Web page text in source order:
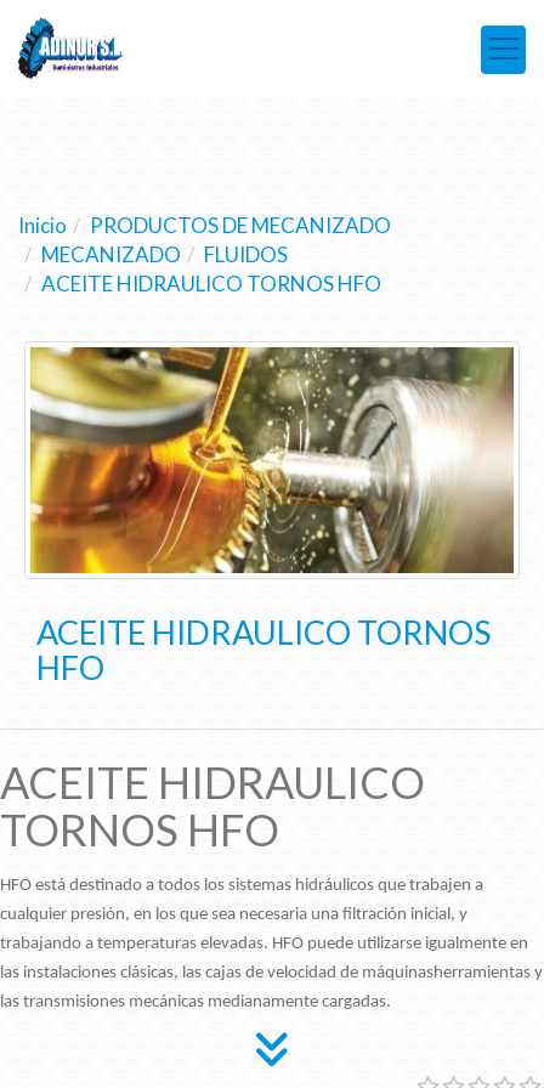
Inicio
PRODUCTOS DE MECANIZADO
MECANIZADO
FLUIDOS
ACEITE HIDRAULICO TORNOS HFO
ACEITE HIDRAULICO TORNOS
HFO
ACEITE HIDRAULICO
TORNOS HFO
HFO está destinado a todos los sistemas hidráulicos que trabajen a
cualquier presión, en los que sea necesaria una filtración inicial, y
trabajando a temperaturas elevadas. HFO puede utilizarse igualmente en
las instalaciones clásicas, las cajas de velocidad de máquinasherramientas y
las transmisiones mecánicas medianamente cargadas.